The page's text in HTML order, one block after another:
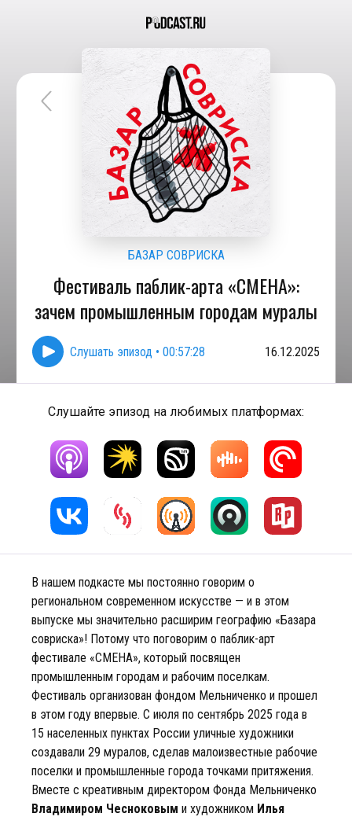
БАЗАР СОВРИСКА
Фестиваль паблик-арта «СМЕНА»:
зачем промышленным городам муралы
Слушать эпизод • 00:57:28 16.12.2025
Слушайте эпизод на любимых платформах:
В нашем подкасте мы постоянно говорим о
региональном современном искусстве — и в этом
выпуске мы значительно расширим географию «Базара
совриска»! Потому что поговорим о паблик-арт
фестивале «СМЕНА», который посвящен
промышленным городам и рабочим поселкам.
Фестиваль организован фондом Мельниченко и прошел
в этом году впервые. С июля по сентябрь 2025 года в
15 населенных пунктах России уличные художники
создавали 29 муралов, сделав малоизвестные рабочие
поселки и промышленные города точками притяжения.
Вместе с креативным директором Фонда Мельниченко
Владимиром Чесноковым и художником Илья